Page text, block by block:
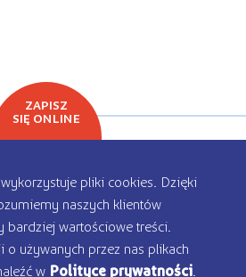
ZAPISZ
SIĘ ONLINE
pliki cookies. Dzięki
naszych klientów
bardziej wartościowe treści.
o używanych przez nas plikach
w Polityce prywatności